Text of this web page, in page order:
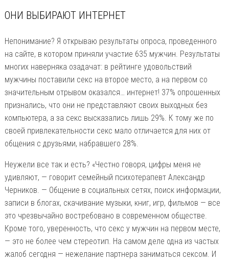
ОНИ ВЫБИРАЮТ ИНТЕРНЕТ
Непонимание? Я открываю результаты опроса, проведенного
на сайте, в котором приняли участие 635 мужчин. Результаты
многих наверняка озадачат: в рейтинге удовольствий
мужчины поставили секс на второе место, а на первом со
значительным отрывом оказался… интернет! 37% опрошенных
признались, что они не представляют своих выходных без
компьютера, а за секс высказались лишь 29%. К тому же по
своей привлекательности секс мало отличается для них от
общения с друзьями, набравшего 28%.
Неужели все так и есть? «Честно говоря, цифры меня не
удивляют, — говорит семейный психотерапевт Александр
Черников. — Общение в социальных сетях, поиск информации,
записи в блогах, скачивание музыки, книг, игр, фильмов — все
это чрезвычайно востребовано в современном обществе.
Кроме того, уверенность, что секс у мужчин на первом месте,
— это не более чем стереотип. На самом деле одна из частых
жалоб сегодня — нежелание партнера заниматься сексом. И